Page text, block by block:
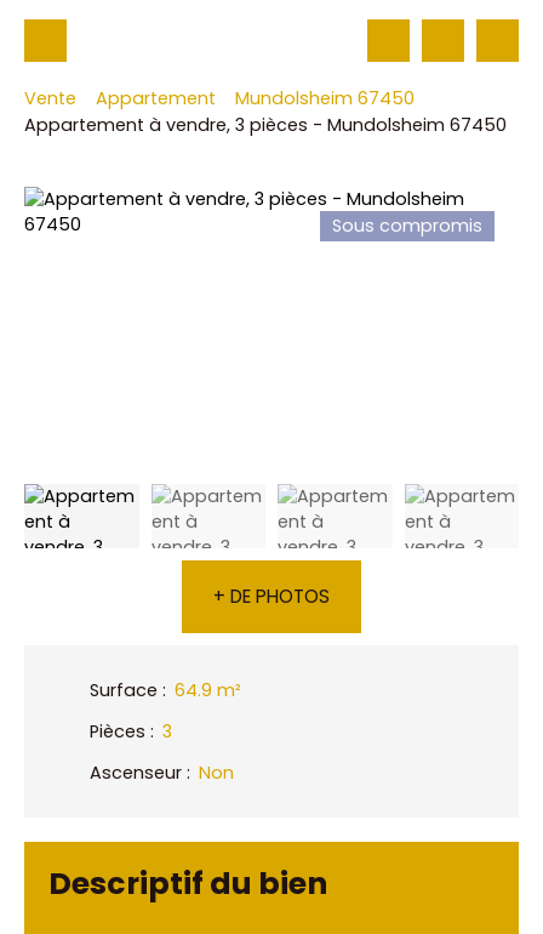
Vente Appartement
Mundolsheim 67450
Appartement à vendre, 3 pièces - Mundolsheim 67450
Sous compromis
+ DE PHOTOS
Surface : 64.9 m²
Pièces : 3
Ascenseur : Non
Descriptif du bien